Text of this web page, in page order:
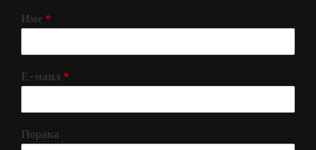
Име *
Е-маил *
Порака